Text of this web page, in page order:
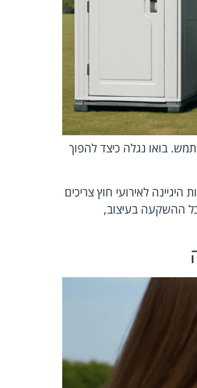
בואו נגלה כיצד להפוך
לאירועי חוץ צריכים
ההשקעה בעיצוב,